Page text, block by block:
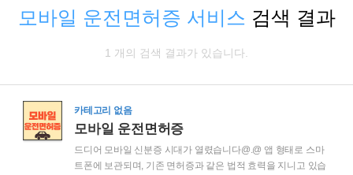
모바일 운전면허증 서비스 검색 결과
1 개의 검색 결과가 있습니다.
카테고리 없음
모바일 운전면허증
드디어 모바일 신분증 시대가 열렸습니다@.@ 앱 형태로 스마
트폰에 보관되며, 기존 면허증과 같은 법적 효력을 지니고 있습